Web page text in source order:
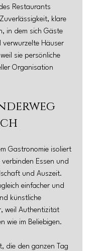
Restaurants
klare
in dem sich Gäste
Häuser
sie persönliche
Organisation
Gastronomie isoliert
Essen und
und Auszeit.
einfacher und
künstliche
weil Authentizität
wie im Beliebigen.
die den ganzen Tag